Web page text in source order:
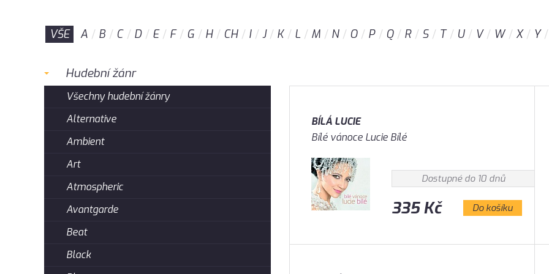
VŠE A B C D E F G H CH I J K L M N O P Q R S T U V W X Y
Hudební žánr
Všechny hudební žánry
Alternative
Ambient
Art
Atmospheric
Avantgarde
Beat
Black
BÍLÁ LUCIE
Bílé vánoce Lucie Bílé
Dostupné do 10 dnů
335 Kč Do košíku